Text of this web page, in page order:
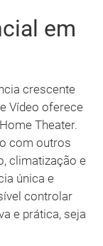
em
crescente
Vídeo oferece
Theater.
com outros
climatização e
única e
controlar
e prática, seja